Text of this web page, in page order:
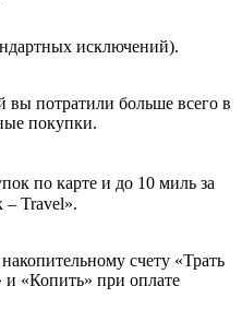
исключений).
вы потратили больше всего в
покупки.
по карте и до 10 миль за
– Travel».
счету «Трать
«Копить» при оплате